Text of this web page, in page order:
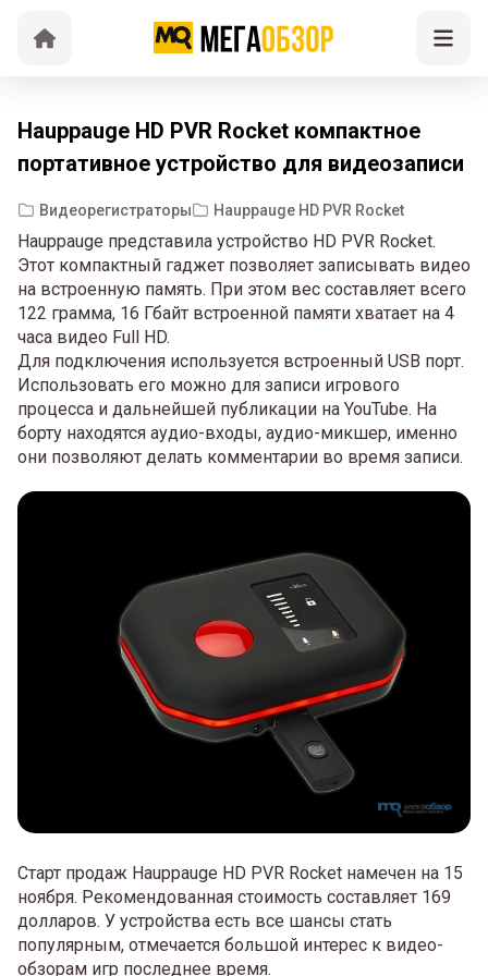
Hauppauge HD PVR Rocket компактное
портативное устройство для видеозаписи
Видеорегистраторы Hauppauge HD PVR Rocket
Hauppauge представила устройство HD PVR Rocket.
Этот компактный гаджет позволяет записывать видео
на встроенную память. При этом вес составляет всего
122 грамма, 16 Гбайт встроенной памяти хватает на 4
часа видео Full HD.
Для подключения используется встроенный USB порт.
Использовать его можно для записи игрового
процесса и дальнейшей публикации на YouTube. На
борту находятся аудио-входы, аудио-микшер, именно
они позволяют делать комментарии во время записи.
Старт продаж Hauppauge HD PVR Rocket намечен на 15
ноября. Рекомендованная стоимость составляет 169
долларов. У устройства есть все шансы стать
популярным, отмечается большой интерес к видео-
обзорам игр последнее время.